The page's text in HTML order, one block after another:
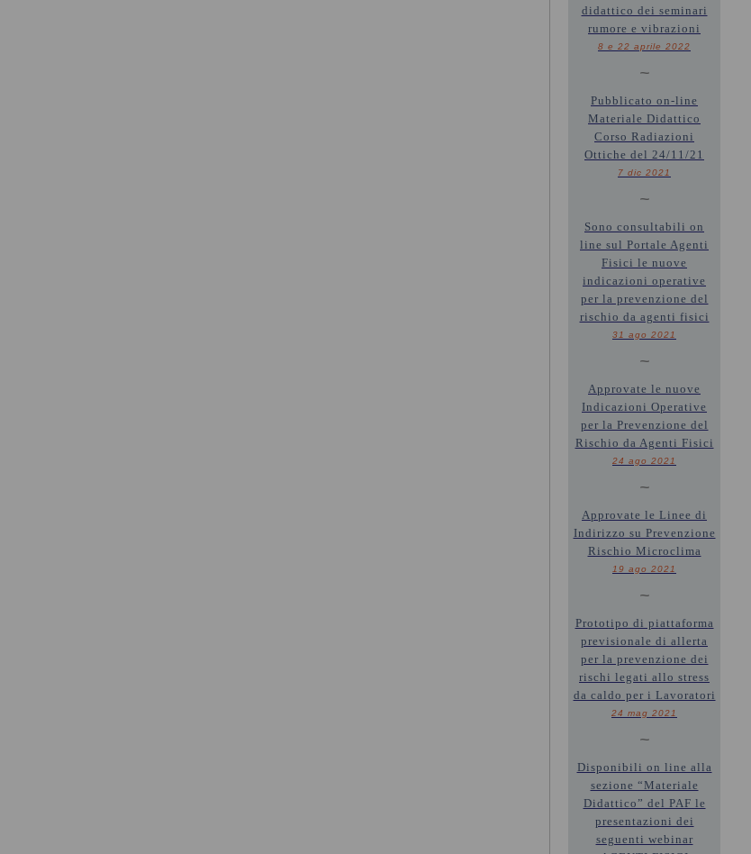
didattico dei seminari
rumore e vibrazioni
8 e 22 aprile 2022
~
Pubblicato on-line
Materiale Didattico
Corso Radiazioni
Ottiche del 24/11/21
7 dic 2021
~
Sono consultabili on
line sul Portale Agenti
Fisici le nuove
indicazioni operative
per la prevenzione del
rischio da agenti fisici
31 ago 2021
~
Approvate le nuove
Indicazioni Operative
per la Prevenzione del
Rischio da Agenti Fisici
24 ago 2021
~
Approvate le Linee di
Indirizzo su Prevenzione
Rischio Microclima
19 ago 2021
~
Prototipo di piattaforma
previsionale di allerta
per la prevenzione dei
rischi legati allo stress
da caldo per i Lavoratori
24 mag 2021
~
Disponibili on line alla
sezione “Materiale
Didattico” del PAF le
presentazioni dei
seguenti webinar